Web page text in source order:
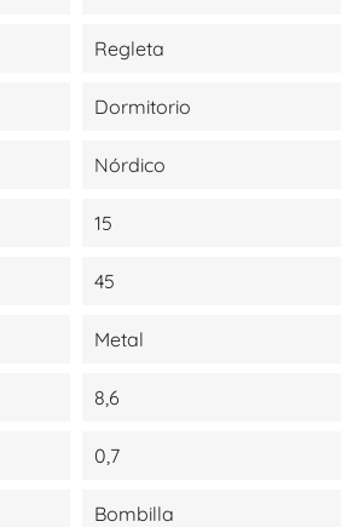
Regleta
Dormitorio
Nórdico
15
45
Metal
8,6
0,7
Bombilla